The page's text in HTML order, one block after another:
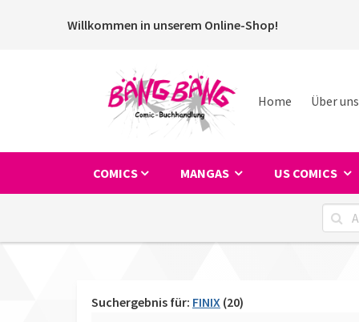
Willkommen in unserem Online-Shop!
Home Über uns
COMICS MANGAS US COMICS
Suchergebnis für: FINIX (20)